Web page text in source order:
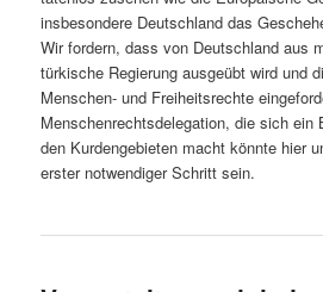
insbesondere Deutschland das
Wir fordern, dass von Deutschland aus
türkische Regierung ausgeübt wird und
Menschen- und Freiheitsrechte
Menschenrechtsdelegation, die sich ein
den Kurdengebieten macht könnte hier
erster notwendiger Schritt sein.